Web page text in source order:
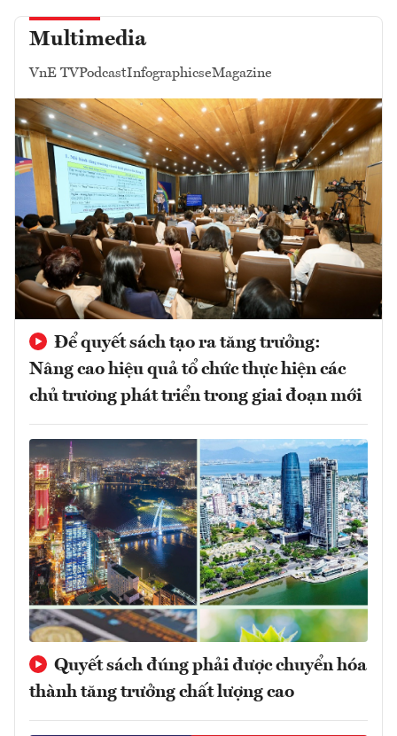
Multimedia
VnE TVPodcastInfographicseMagazine
Để quyết sách tạo ra tăng trưởng:
Nâng cao hiệu quả tổ chức thực hiện các
chủ trương phát triển trong giai đoạn mới
Quyết sách đúng phải được chuyển hóa
thành tăng trưởng chất lượng cao